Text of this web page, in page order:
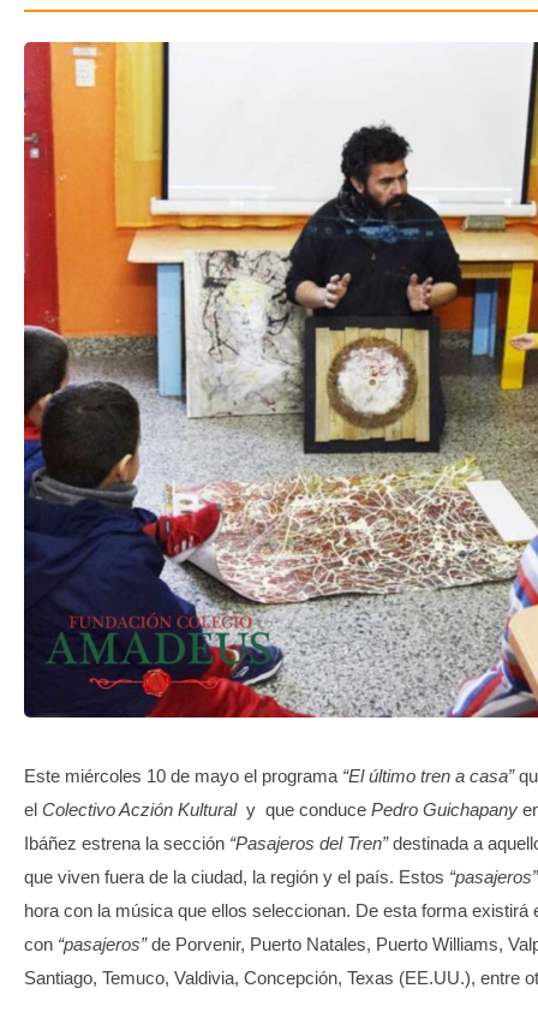
GALERIA DE FOTOS
APP MÓVIL
TRANSPARENCIA
Este miércoles 10 de mayo el programa“El último tren a casa”
el Colectivo Aczión Kulturaly que conduce Pedro Guichapany
Ibáñez estrena la sección “Pasajeros del Tren”destinada a
que viven fuera de la ciudad, la región y el país. Estos “pasajeros”
hora con la música que ellos seleccionan. De esta forma existirá
con “pasajeros”de Porvenir, Puerto Natales, Puerto Williams,
Santiago, Temuco, Valdivia, Concepción, Texas (EE.UU.), entre